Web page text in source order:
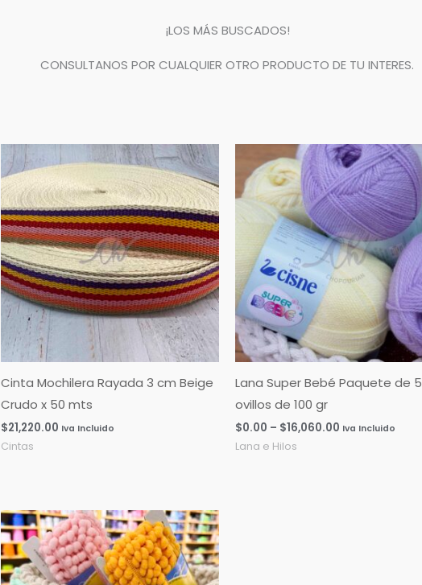
¡LOS MÁS BUSCADOS!
CONSULTANOS POR CUALQUIER OTRO PRODUCTO DE TU INTERES.
Cinta Mochilera Rayada 3 cm Beige
Crudo x 50 mts
$21,220.00 Iva Incluido
Cintas
Lana Super Bebé Paquete de 5
ovillos de 100 gr
$0.00 – $16,060.00
Rango
de
precios:
desde
$0.00
hasta
$16,060.00
Iva Incluido
Lana e Hilos